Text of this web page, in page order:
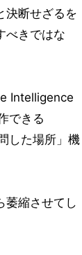
決断せざるを
べきではな
Intelligence
できる
した場所」機
萎縮させてし